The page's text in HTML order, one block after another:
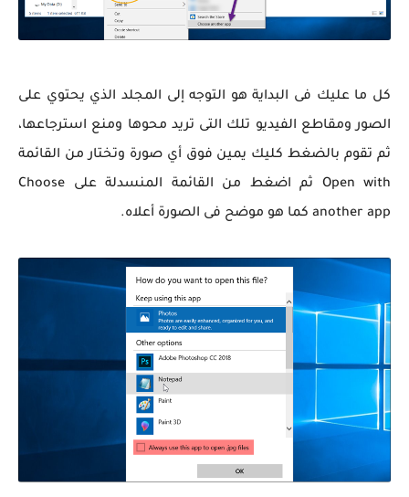
كل ما عليك فى البداية هو التوجه إلى المجلد الذي يحتوي على
الصور ومقاطع الفيديو تلك التى تريد محوها ومنع استرجاعها،
ثم تقوم بالضغط كليك يمين فوق أي صورة وتختار من القائمة
Open with ثم اضغط من القائمة المنسدلة على Choose
another app كما هو موضح فى الصورة أعلاه.